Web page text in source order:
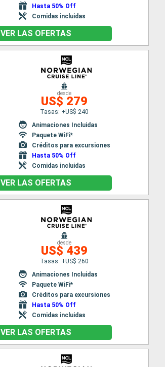
Hasta 50% Off
Comidas incluidas
VER LAS OFERTAS
desde
US$ 279
Tasas: +US$ 240
Animaciones Incluidas
Paquete WiFi*
Créditos para excursiones
Hasta 50% Off
Comidas incluidas
VER LAS OFERTAS
desde
US$ 439
Tasas: +US$ 260
Animaciones Incluidas
Paquete WiFi*
Créditos para excursiones
Hasta 50% Off
Comidas incluidas
VER LAS OFERTAS